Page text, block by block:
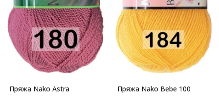
Пряжа Nako Astra Пряжа Nako Bebe 100